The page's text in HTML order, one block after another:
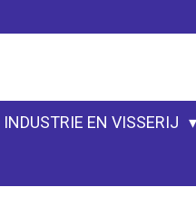
INDUSTRIE EN VISSERIJ